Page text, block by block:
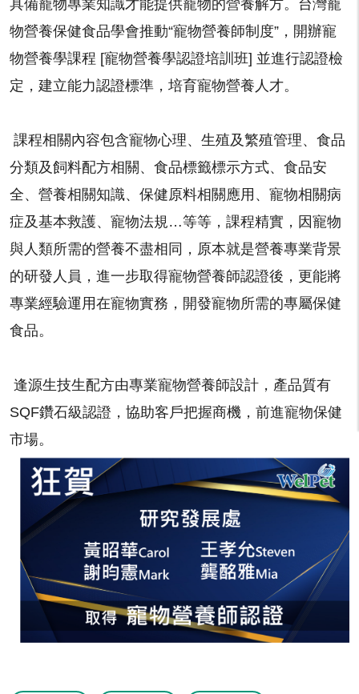
具備寵物專業知識才能提供寵物的營養解方。台灣寵
物營養保健食品學會推動“寵物營養師制度”，開辦寵
物營養學課程 [寵物營養學認證培訓班] 並進行認證檢
定，建立能力認證標準，培育寵物營養人才。
課程相關內容包含寵物心理、生殖及繁殖管理、食品
分類及飼料配方相關、食品標籤標示方式、食品安
全、營養相關知識、保健原料相關應用、寵物相關病
症及基本救護、寵物法規…等等，課程精實，因寵物
與人類所需的營養不盡相同，原本就是營養專業背景
的研發人員，進一步取得寵物營養師認證後，更能將
專業經驗運用在寵物實務，開發寵物所需的專屬保健
食品。
逢源生技生配方由專業寵物營養師設計，產品質有
SQF鑽石級認證，協助客戶把握商機，前進寵物保健
市場。